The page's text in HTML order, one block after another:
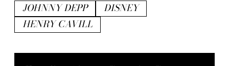
JOHNNY DEPP
DISNEY
HENRY CAVILL